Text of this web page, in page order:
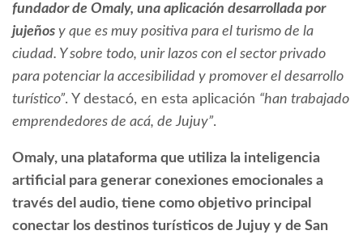
fundador de Omaly, una aplicación desarrollada por
jujeños y que es muy positiva para el turismo de la
ciudad. Y sobre todo, unir lazos con el sector privado
para potenciar la accesibilidad y promover el desarrollo
turístico”. Y destacó, en esta aplicación “han trabajado
emprendedores de acá, de Jujuy”.
Omaly, una plataforma que utiliza la inteligencia
artificial para generar conexiones emocionales a
través del audio, tiene como objetivo principal
conectar los destinos turísticos de Jujuy y de San